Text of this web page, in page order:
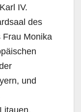
IV.
des
Frau Monika
und